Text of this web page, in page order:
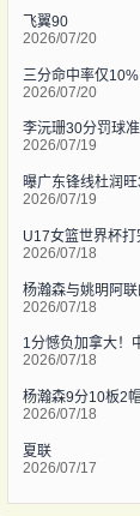
飞翼90
2026/07/20
三分命中率仅
2026/07/20
李沅珊30分罚球
2026/07/19
曝广东锋线杜润
2026/07/19
2026/07/18
杨瀚森与姚明阿
2026/07/18
1分憾负加拿大！
2026/07/18
杨瀚森9分10板2
2026/07/18
夏联
2026/07/17